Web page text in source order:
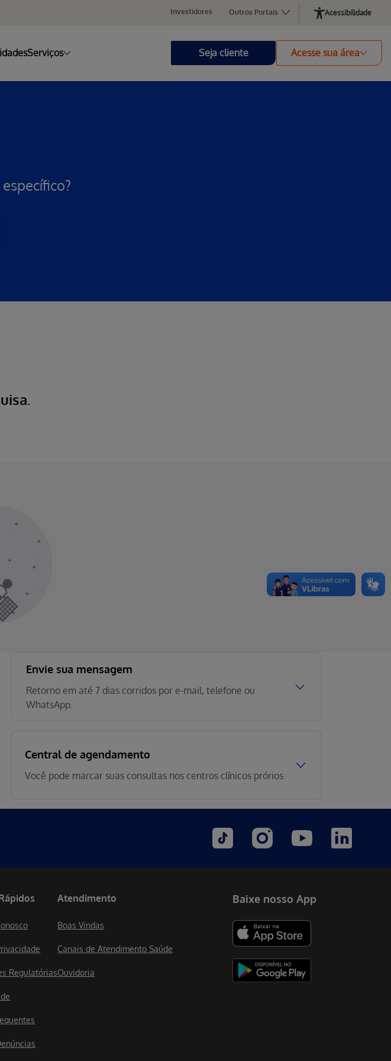
Investidores Outros Portais Acessibilidade
Serviços Seja cliente Acesse sua área
Envie sua mensagem
Retorno em até 7 dias corridos por e-mail, telefone ou
WhatsApp.
Central de agendamento
Você pode marcar suas consultas nos centros clínicos prórios.
Regulatórias
Atendimento
Boas Vindas
Canais de Atendimento Saúde
Ouvidoria
Baixe nosso App